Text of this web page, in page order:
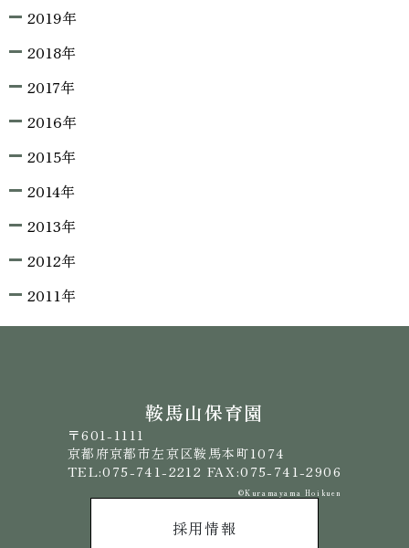
2019年
2018年
2017年
2016年
2015年
2014年
2013年
2012年
2011年
鞍馬山保育園
〒601-1111
京都府京都市左京区鞍馬本町1074
TEL:075-741-2212 FAX:075-741-2906
©️Kuramayama Hoikuen
採用情報